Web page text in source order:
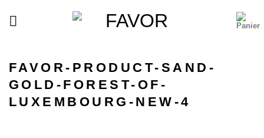
FAVOR-PRODUCT-SAND-
GOLD-FOREST-OF-
LUXEMBOURG-NEW-4